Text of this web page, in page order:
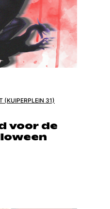
(KUIPERPLEIN 31)
voor de